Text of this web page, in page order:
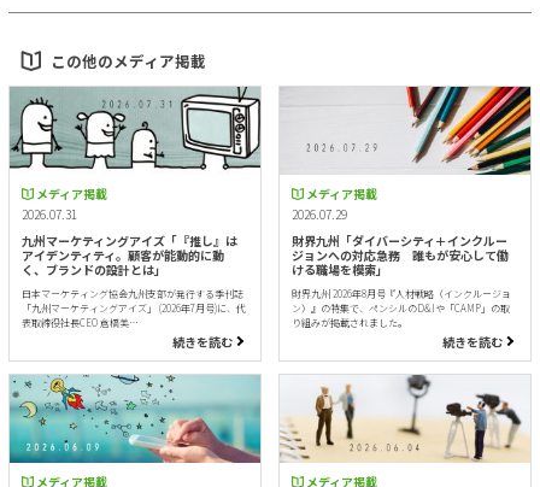
この他のメディア掲載
メディア掲載
2026.07.31
九州マーケティングアイズ「『推し』は
アイデンティティ。顧客が能動的に動
く、ブランドの設計とは」
日本マーケティング協会九州支部が発行する季刊誌
「九州マーケティングアイズ」 (2026年7月号)に、代
表取締役社長CEO 倉橋美…
続きを読む
メディア掲載
2026.07.29
財界九州「ダイバーシティ＋インクルー
ジョンへの対応急務 誰もが安心して働
ける職場を模索」
財界九州 2026年8月号『人材戦略（インクルージョ
ン）』の特集で、ペンシルのD&Iや「CAMP」の取
り組みが掲載されました。
続きを読む
メディア掲載
メディア掲載